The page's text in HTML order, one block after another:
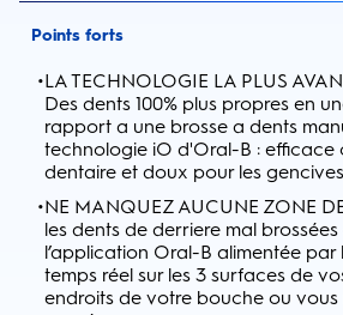
Points forts
•LA TECHNOLOGIE LA PLUS
Des dents 100% plus propres en
rapport a une brosse a dents
technologie iO d'Oral-B : efficace
dentaire et doux pour les gencives
•NE MANQUEZ AUCUNE ZONE
les dents de derriere mal
l’application Oral-B alimentée
temps réel sur les 3 surfaces de
endroits de votre bouche ou vous